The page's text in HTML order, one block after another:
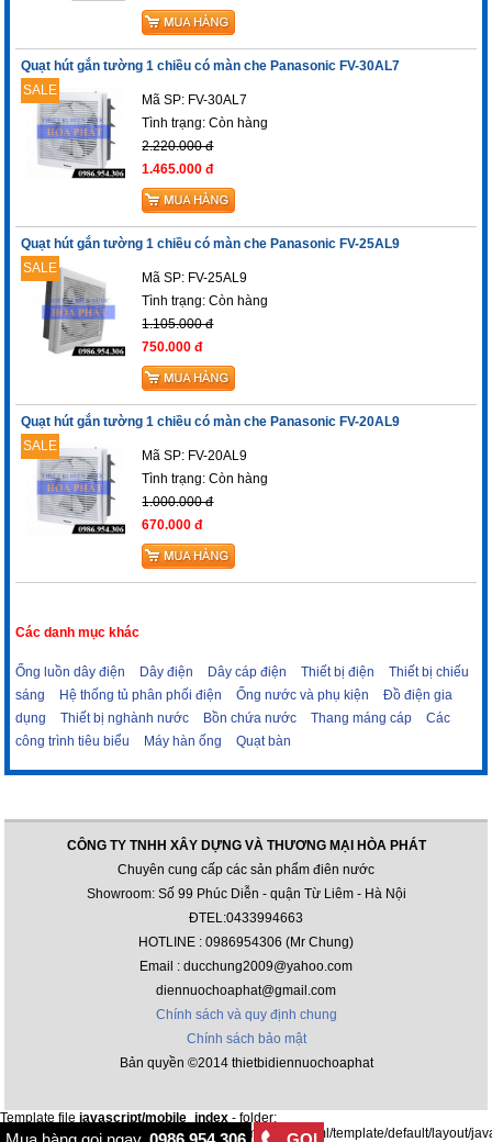
Quạt hút gắn tường 1 chiều có màn che Panasonic FV-30AL7
SALE
Mã SP: FV-30AL7
Tình trạng:Còn hàng
2.220.000 đ
1.465.000 đ
Quạt hút gắn tường 1 chiều có màn che Panasonic FV-25AL9
SALE
Mã SP: FV-25AL9
Tình trạng:Còn hàng
1.105.000 đ
750.000 đ
Quạt hút gắn tường 1 chiều có màn che Panasonic FV-20AL9
SALE
Mã SP: FV-20AL9
Tình trạng:Còn hàng
1.000.000 đ
670.000 đ
Các danh mục khác
Ống luồn dây điện Dây điện Dây cáp điện Thiết bị điện
Thiết bị chiếu
sáng
Hệ thống tủ phân phối điện Ống nước và phụ kiện
Đồ điện gia
dụng
Thiết bị nghành nước Bồn chứa nước Thang máng cáp
Các
công trình tiêu biểu
Máy hàn ống Quạt bàn
CÔNG TY TNHH XÂY DỰNG VÀ THƯƠNG MẠI HÒA PHÁT
Chuyên cung cấp các sản phẩm điên nước
Showroom: Số 99 Phúc Diễn - quận Từ Liêm - Hà Nội
ĐTEL:0433994663
HOTLINE : 0986954306 (Mr Chung)
Email : ducchung2009@yahoo.com
diennuochoaphat@gmail.com
Chính sách và quy định chung
Chính sách bảo mật
Bản quyền ©2014 thietbidiennuochoaphat
Template file javascript/mobile_index - folder:
/var/www/html/thietbidiennuochoaphat.com/public_html/template/default/layout/